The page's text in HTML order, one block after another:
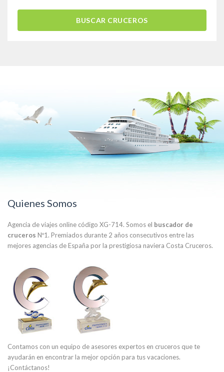
BUSCAR CRUCEROS
Quienes Somos
Agencia de viajes online código XG-714. Somos el buscador de
cruceros Nº1. Premiados durante 2 años consecutivos entre las
mejores agencias de España por la prestigiosa naviera Costa Cruceros.
Contamos con un equipo de asesores expertos en cruceros que te
ayudarán en encontrar la mejor opción para tus vacaciones.
¡Contáctanos!